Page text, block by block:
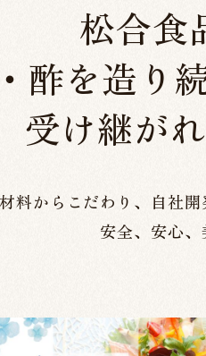
松合食
酢を造り続
受け継が
料からこだわり、自社
安全、安心、